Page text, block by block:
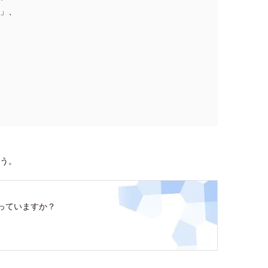
、
。
ていますか？